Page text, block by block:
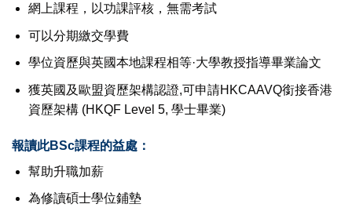
網上課程，以功課評核，無需考試
可以分期繳交學費
學位資歷與英國本地課程相等·大學教授指導畢業論文
獲英國及歐盟資歷架構認證,可申請HKCAAVQ銜接香港
資歷架構 (HKQF Level 5, 學士畢業)
報讀此BSc課程的益處：
幫助升職加薪
為修讀碩士學位鋪墊